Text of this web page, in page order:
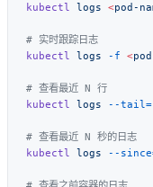
kubectl logs <pod-
kubectl logs -f <
kubectl logs --
kubectl logs --